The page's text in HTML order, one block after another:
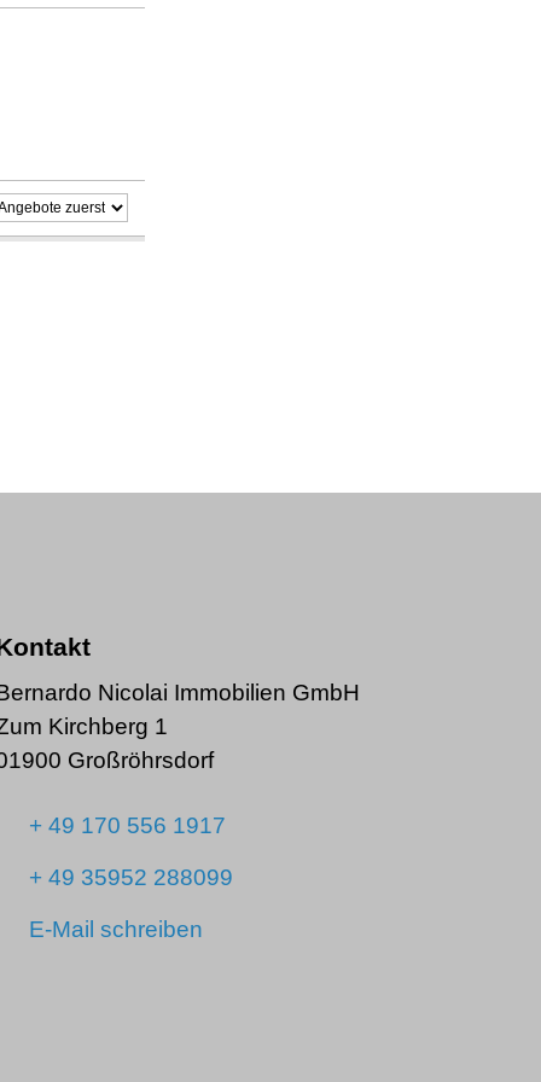
Nicolai Immobilien GmbH
Kirchberg 1
Großröhrsdorf
+ 49 170 556 1917
+ 49 35952 288099
E-Mail schreiben